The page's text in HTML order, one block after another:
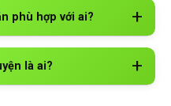
phù hợp với ai?
là ai?